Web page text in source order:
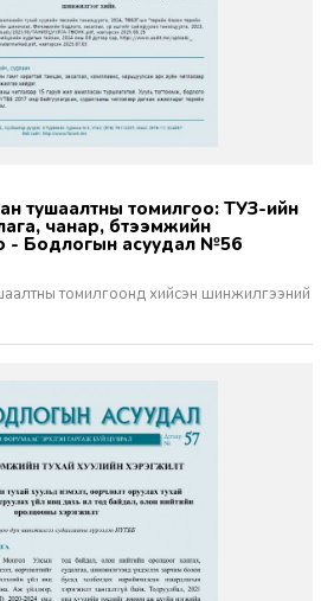
чанар, бүтээмжийн
- Бодлогын асуудал №56
томилгоонд хийсэн шинжилгээний